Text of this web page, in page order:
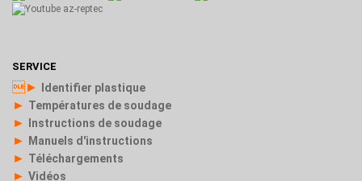
SERVICE
► Identifier plastique
► Températures de soudage
► Instructions de soudage
► Manuels d'instructions
► Téléchargements
► Vidéos